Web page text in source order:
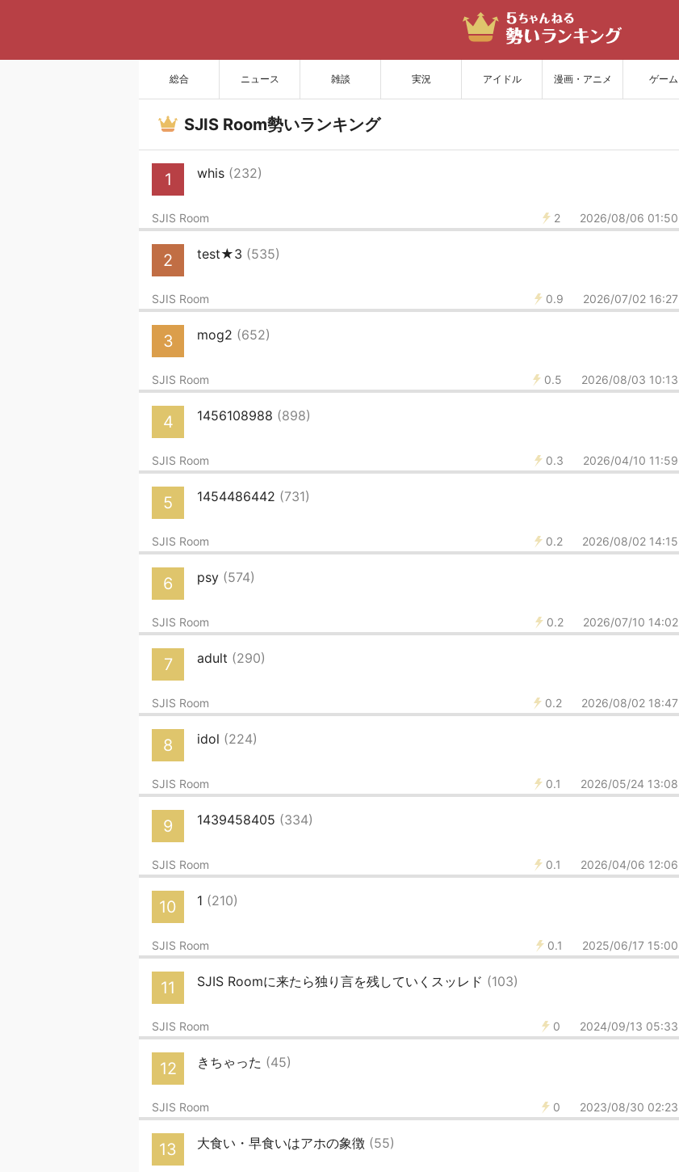
総合 ニュース 雑談 実況 アイドル 漫画・アニメ ゲーム
SJIS Room勢いランキング
1 whis (232)
2 2026/08/06 01:50
SJIS Room
2 test★3 (535)
0.9 2026/07/02 16:27
SJIS Room
3 mog2 (652)
0.5 2026/08/03 10:13
SJIS Room
4 1456108988 (898)
0.3 2026/04/10 11:59
SJIS Room
5 1454486442 (731)
0.2 2026/08/02 14:15
SJIS Room
6 psy (574)
0.2 2026/07/10 14:02
SJIS Room
7 adult (290)
0.2 2026/08/02 18:47
SJIS Room
8 idol (224)
0.1 2026/05/24 13:08
SJIS Room
9 1439458405 (334)
0.1 2026/04/06 12:06
SJIS Room
10 1 (210)
0.1 2025/06/17 15:00
SJIS Room
11 SJIS Roomに来たら独り言を残していくスッレド (103)
0 2024/09/13 05:33
SJIS Room
12 きちゃった (45)
0 2023/08/30 02:23
SJIS Room
13 大食い・早食いはアホの象徴 (55)